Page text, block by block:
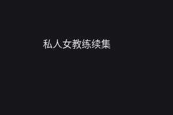
私人女教练续集